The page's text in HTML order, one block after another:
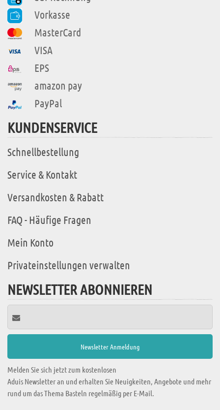
Vorkasse
MasterCard
VISA
EPS
amazon pay
PayPal
KUNDENSERVICE
Schnellbestellung
Service & Kontakt
Versandkosten & Rabatt
FAQ - Häufige Fragen
Mein Konto
Privateinstellungen verwalten
NEWSLETTER ABONNIEREN
Melden Sie sich jetzt zum kostenlosen
Aduis Newsletter an und erhalten Sie Neuigkeiten, Angebote und mehr
rund um das Thema Basteln regelmäßig per E-Mail.